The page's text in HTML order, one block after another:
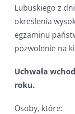
Lubuskiego z
określenia
egzaminu
pozwolenie na
Uchwała
roku.
Osoby, które: